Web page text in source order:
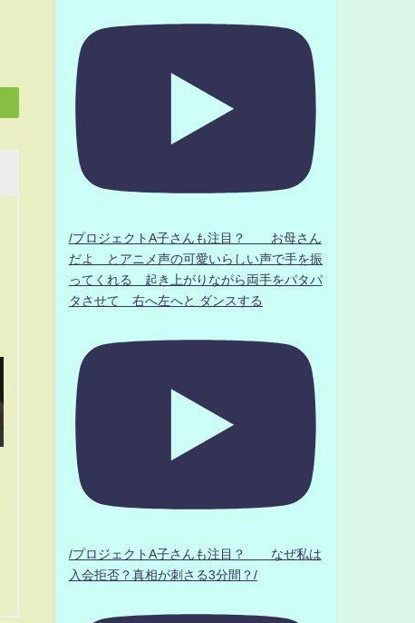
/プロジェクトA子さんも注目？ お母さん
だよ とアニメ声の可愛いらしい声で手を振
ってくれる 起き上がりながら両手をパタパ
タさせて 右へ左へと ダンスする
/プロジェクトA子さんも注目？ なぜ私は
入会拒否？真相が刺さる3分間？/